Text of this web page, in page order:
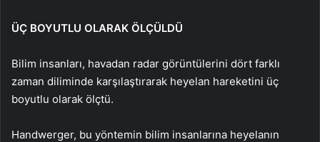
ÜÇ BOYUTLU OLARAK ÖLÇÜLDÜ
Bilim insanları, havadan radar görüntülerini dört farklı
zaman diliminde karşılaştırarak heyelan hareketini üç
boyutlu olarak ölçtü.
Handwerger, bu yöntemin bilim insanlarına heyelanın